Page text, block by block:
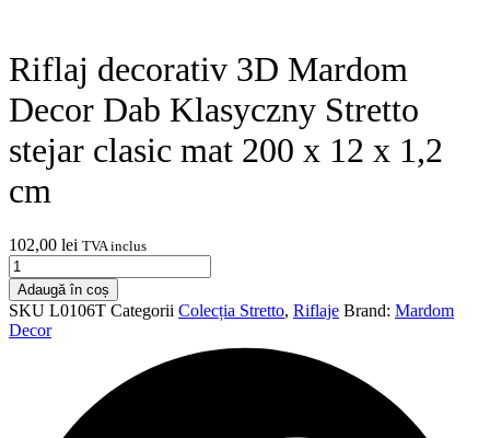
Riflaj decorativ 3D Mardom
Decor Dab Klasyczny Stretto
stejar clasic mat 200 x 12 x 1,2
cm
102,00 lei TVA inclus
Cantitate
Riflaj
decorativ
3D
Mardom
Adaugă în coș
SKU L0106T Categorii Colecția Stretto, Riflaje Brand: Mardom
Decor